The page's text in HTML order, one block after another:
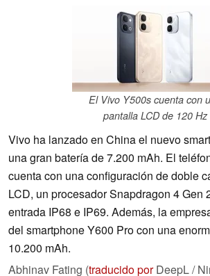
El Vivo Y500s cuenta con
pantalla LCD de 120 Hz
Vivo ha lanzado en China el nuevo
una gran batería de 7.200 mAh. El
cuenta con una configuración de doble
LCD, un procesador Snapdragon 4 Gen
entrada IP68 e IP69. Además, la
del smartphone Y600 Pro con una
10.200 mAh.
Abhinav Fating (traducido porDeepL /